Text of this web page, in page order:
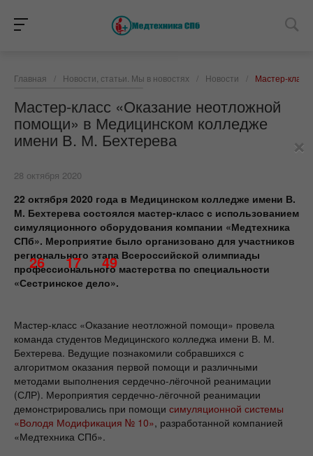
Главная / Новости, статьи. Мы в новостях / Новости / Мастер-
Мастер-класс «Оказание неотложной
помощи» в Медицинском колледже
имени В. М. Бехтерева
28 октября 2020
22 октября 2020 года в Медицинском колледже имени В.
М. Бехтерева состоялся мастер-класс с использованием
симуляционного оборудования компании «Медтехника
СПб». Мероприятие было организовано для участников
регионального этапа Всероссийской олимпиады
профессионального мастерства по специальности
«Сестринское дело».
Мастер-класс «Оказание неотложной помощи» провела
команда студентов Медицинского колледжа имени В. М.
Бехтерева. Ведущие познакомили собравшихся с
алгоритмом оказания первой помощи и различными
методами выполнения сердечно-лёгочной реанимации
(СЛР). Мероприятия сердечно-лёгочной реанимации
демонстрировались при помощи симуляционной системы
«Володя Модификация № 10», разработанной компанией
«Медтехника СПб».
×
26 17 49